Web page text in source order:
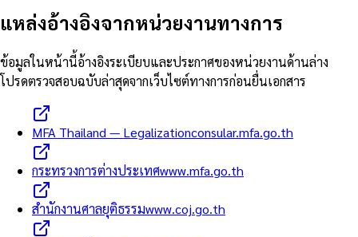
แหล่งอ้างอิงจากหน่วยงานทางการ
ข้อมูลในหน้านี้อ้างอิงระเบียบและประกาศของหน่วยงานด้านล่าง
โปรดตรวจสอบฉบับล่าสุดจากเว็บไซต์ทางการก่อนยื่นเอกสาร
MFA Thailand — Legalizationconsular.mfa.go.th
กระทรวงการต่างประเทศwww.mfa.go.th
สำนักงานศาลยุติธรรมwww.coj.go.th